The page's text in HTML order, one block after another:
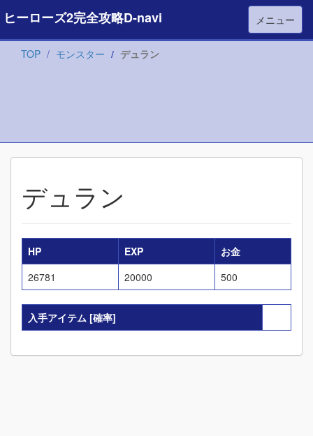
メニュー
ヒーローズ2完全攻略D-navi
TOP モンスター デュラン
デュラン
HP EXP
お金
26781
20000 500
入手アイテム [確率]